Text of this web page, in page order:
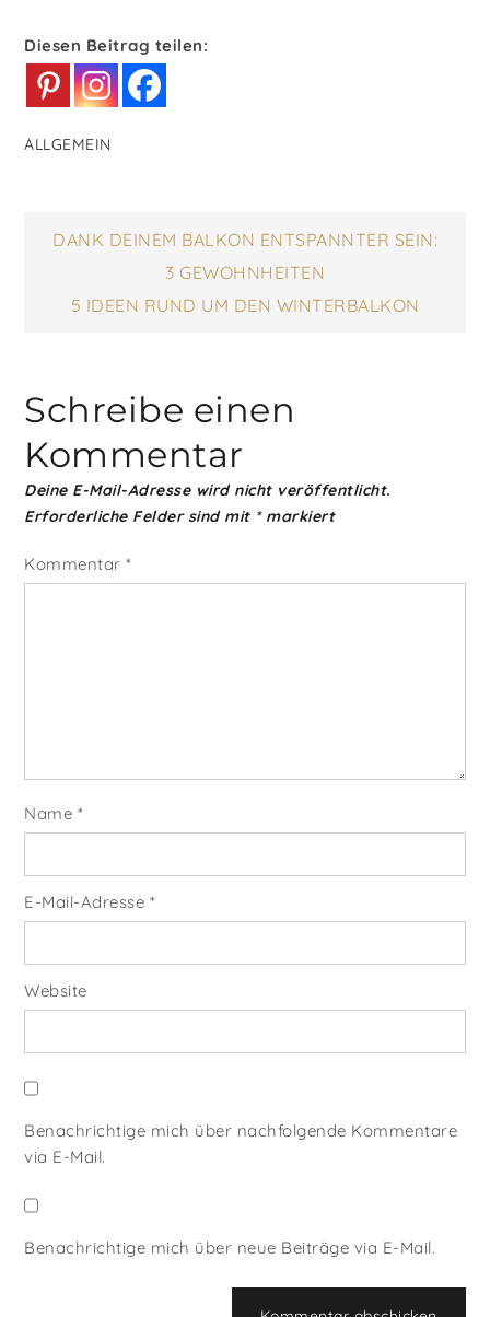
Zeit zum Zurücklehnen?
Nicht ganz... Auf dem
Balkon kann man sich
beschäftigen. Gießen:
noch sehr heiß sein,
und…
Diesen Beitrag teilen:
ALLGEMEIN
DANK DEINEM BALKON ENTSPANNTER SEIN:
3 GEWOHNHEITEN
5 IDEEN RUND UM DEN WINTERBALKON
Schreibe einen
Kommentar
Deine E-Mail-Adresse wird nicht veröffentlicht.
Erforderliche Felder sind mit *markiert
Kommentar*
Name *
E-Mail-Adresse *
Website
Benachrichtige mich über nachfolgende Kommentare
via E-Mail.
Benachrichtige mich über neue Beiträge via E-Mail.